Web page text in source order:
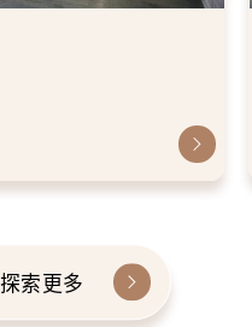
探索更多